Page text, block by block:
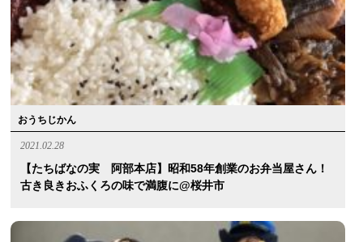
おうちじかん
2021.02.28
【たちばなの実 阿部本店】昭和58年創業のお弁当屋さん！
古き良きおふくろの味で満腹に@桜井市